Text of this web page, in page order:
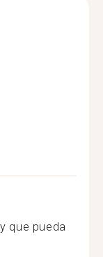
que pueda